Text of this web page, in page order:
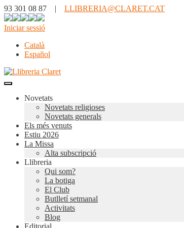
93 301 08 87 | LLIBRERIA@CLARET.CAT
Iniciar sessió
Català
Español
Novetats
Novetats religioses
Novetats generals
Els més venuts
Estiu 2026
La Missa
Alta subscripció
Llibreria
Qui som?
La botiga
El Club
Butlletí setmanal
Activitats
Blog
Editorial